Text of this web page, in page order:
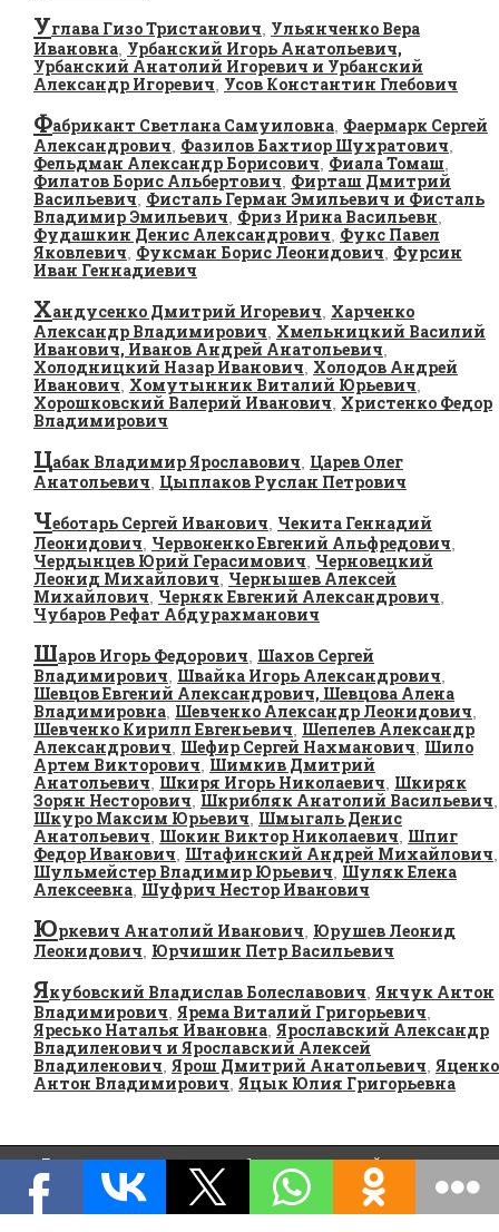
Углава Гизо Тристанович, Ульянченко Вера
Ивановна, Урбанский Игорь Анатольевич,
Урбанский Анатолий Игоревич и Урбанский
Александр Игоревич, Усов Константин Глебович
Фабрикант Светлана Самуиловна, Фаермарк Сергей
Александрович, Фазилов Бахтиор Шухратович,
Фельдман Александр Борисович, Фиала Томаш,
Филатов Борис Альбертович, Фирташ Дмитрий
Васильевич, Фисталь Герман Эмильевич и Фисталь
Владимир Эмильевич, Фриз Ирина Васильевн,
Фудашкин Денис Александрович, Фукс Павел
Яковлевич, Фуксман Борис Леонидович, Фурсин
Иван Геннадиевич
Хандусенко Дмитрий Игоревич, Харченко
Александр Владимирович, Хмельницкий Василий
Иванович, Иванов Андрей Анатольевич,
Холодницкий Назар Иванович, Холодов Андрей
Иванович, Хомутынник Виталий Юрьевич,
Хорошковский Валерий Иванович, Христенко Федор
Владимирович
Цабак Владимир Ярославович, Царев Олег
Анатольевич, Цыплаков Руслан Петрович
Чеботарь Сергей Иванович, Чекита Геннадий
Леонидович, Червоненко Евгений Альфредович,
Чердынцев Юрий Герасимович, Черновецкий
Леонид Михайлович, Чернышев Алексей
Михайлович, Черняк Евгений Александрович,
Чубаров Рефат Абдурахманович
Шаров Игорь Федорович, Шахов Сергей
Владимирович, Швайка Игорь Александрович,
Шевцов Евгений Александрович, Шевцова Алена
Владимировна, Шевченко Александр Леонидович,
Шевченко Кирилл Евгеньевич, Шепелев Александр
Александрович, Шефир Сергей Нахманович, Шило
Артем Викторович, Шимкив Дмитрий
Анатольевич, Шкиря Игорь Николаевич, Шкиряк
Зорян Несторович, Шкрибляк Анатолий Васильевич,
Шкуро Максим Юрьевич, Шмыгаль Денис
Анатольевич, Шокин Виктор Николаевич, Шпиг
Федор Иванович, Штафинский Андрей Михайлович,
Шульмейстер Владимир Юрьевич, Шуляк Елена
Алексеевна, Шуфрич Нестор Иванович
Юркевич Анатолий Иванович, Юрушев Леонид
Леонидович, Юрчишин Петр Васильевич
Якубовский Владислав Болеславович, Янчук Антон
Владимирович, Ярема Виталий Григорьевич,
Яресько Наталья Ивановна, Ярославский Александр
Владиленович и Ярославский Алексей
Владиленович, Ярош Дмитрий Анатольевич, Яценко
Антон Владимирович, Яцык Юлия Григорьевна
При копировании материалов обязательно указывайте активную
гиперссылку наSkelet.org. В противном случае вы попортите себе
карму. info@skelet.org